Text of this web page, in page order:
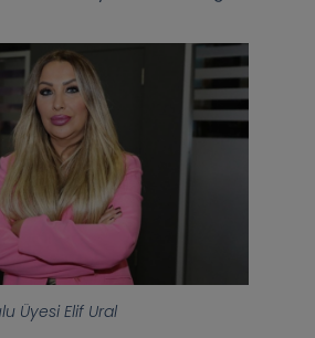
Üyesi Elif Ural